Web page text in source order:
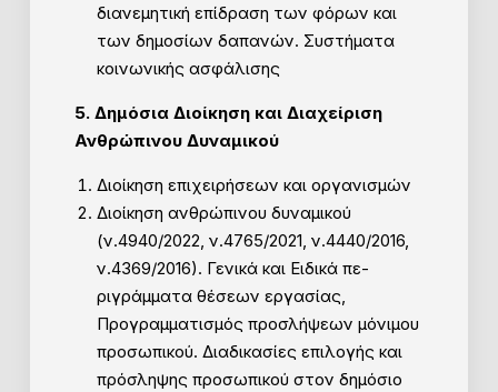
διανεμητική επίδραση των φόρων και
των δημοσίων δαπανών. Συστήματα
κοινωνικής ασφάλισης
5. Δημόσια Διοίκηση και Διαχείριση
Ανθρώπινου Δυναμικού
Διοίκηση επιχειρήσεων και οργανισμών
Διοίκηση ανθρώπινου δυναμικού
(ν.4940/2022, ν.4765/2021, ν.4440/2016,
ν.4369/2016). Γενικά και Ειδικά πε-
ριγράμματα θέσεων εργασίας,
Προγραμματισμός προσλήψεων μόνιμου
προσωπικού. Διαδικασίες επιλογής και
πρόσληψης προσωπικού στον δημόσιο